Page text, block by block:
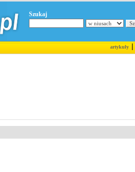
Szukaj
artykuły|